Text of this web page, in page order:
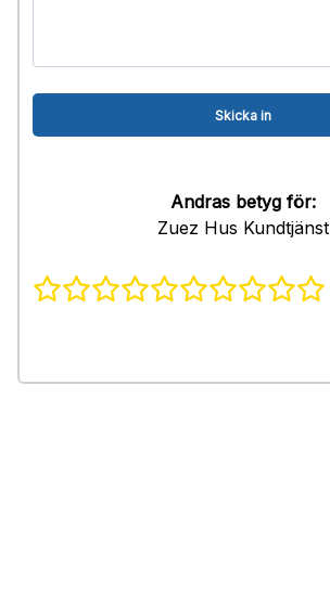
Andras betyg för:
Zuez Hus Kundtjänst